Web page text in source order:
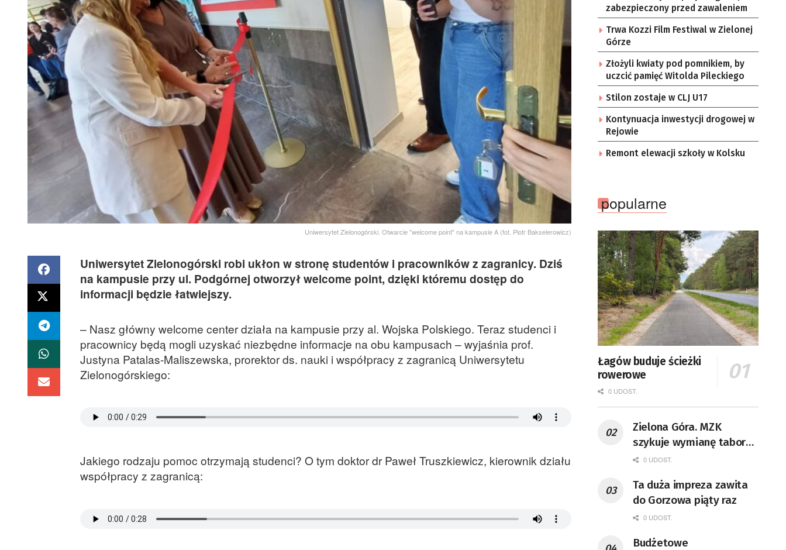
Uniwersytet Zielonogórski. Otwarcie "welcome point" na kampusie A (fot. Piotr Bakselerowicz)
Uniwersytet Zielonogórski robi ukłon w stronę studentów i pracowników z zagranicy. Dziś
na kampusie przy ul. Podgórnej otworzył welcome point, dzięki któremu dostęp do
informacji będzie łatwiejszy.
– Nasz główny welcome center działa na kampusie przy al. Wojska Polskiego. Teraz studenci i
pracownicy będą mogli uzyskać niezbędne informacje na obu kampusach – wyjaśnia prof.
Justyna Patalas-Maliszewska, prorektor ds. nauki i współpracy z zagranicą Uniwersytetu
Zielonogórskiego:
Jakiego rodzaju pomoc otrzymają studenci? O tym doktor dr Paweł Truszkiewicz, kierownik działu
współpracy z zagranicą:
zabezpieczony przed zawaleniem
Trwa Kozzi Film Festiwal w Zielonej
Górze
Złożyli kwiaty pod pomnikiem, by
uczcić pamięć Witolda Pileckiego
Stilon zostaje w CLJ U17
Kontynuacja inwestycji drogowej w
Rejowie
Remont elewacji szkoły w Kolsku
popularne
Łagów buduje ścieżki
rowerowe
0 UDOST.
Zielona Góra. MZK
szykuje wymianę taboru i
rozbudowę zajezdni
0 UDOST.
Ta duża impreza zawita
do Gorzowa piąty raz
0 UDOST.
Budżetowe